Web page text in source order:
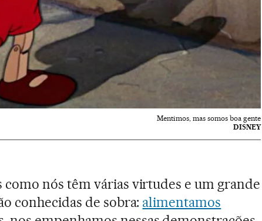
Mentimos, mas somos boa gente
DISNEY
como nós têm várias virtudes e um grande
conhecidas de sobra: alimentamos